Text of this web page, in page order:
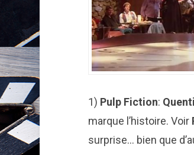
1) Pulp Fiction:
marque l’histoire. Voir
surprise… bien que